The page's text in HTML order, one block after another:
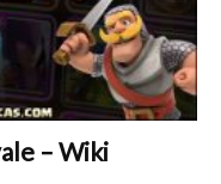
– Wiki